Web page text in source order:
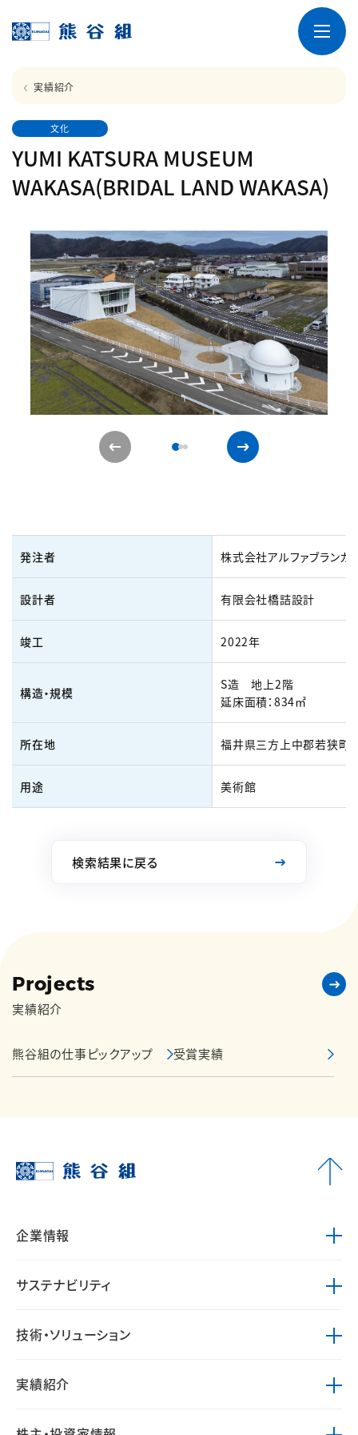
実績紹介
文化
YUMI KATSURA MUSEUM
WAKASA(BRIDAL LAND WAKASA)
発注者 株式会社アルファブランカ
設計者 有限会社橋詰設計
竣工 2022年
構造・規模
S造 地上2階
延床面積：834㎡
所在地 福井県三方上中郡若狭町
用途 美術館
検索結果に戻る
Projects
実績紹介
熊谷組の仕事ピックアップ 受賞実績
企業情報
サステナビリティ
技術・ソリューション
実績紹介